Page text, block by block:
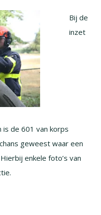
Bij de
inzet
is de 601 van korps
geweest waar een
enkele foto’s van